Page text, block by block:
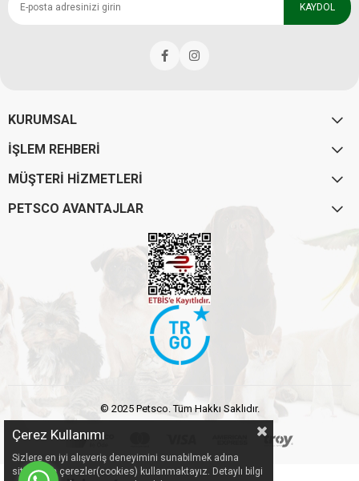
KAYDOL
KURUMSAL
İŞLEM REHBERİ
MÜŞTERİ HİZMETLERİ
PETSCO AVANTAJLAR
© 2025 Petsco. Tüm Hakkı Saklıdır.
Çerez Kullanımı
Sizlere en iyi alışveriş deneyimini sunabilmek adına
sitemizde çerezler(cookies) kullanmaktayız. Detaylı bilgi